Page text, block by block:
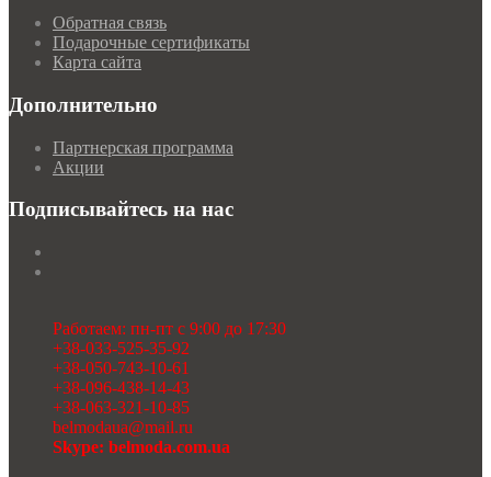
Обратная связь
Подарочные сертификаты
Карта сайта
Дополнительно
Партнерская программа
Акции
Подписывайтесь на нас
Работаем: пн-пт с 9:00 до 17:30
+38-033-525-35-92
+38-050-743-10-61
+38-096-438-14-43
+38-063-321-10-85
belmodaua@mail.ru
Skype: belmoda.com.ua